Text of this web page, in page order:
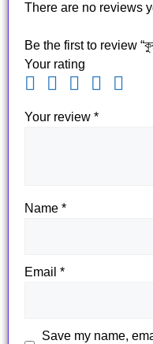
There are no reviews
Be the first to review
Your rating
Your review *
Name *
Email *
Save my name,